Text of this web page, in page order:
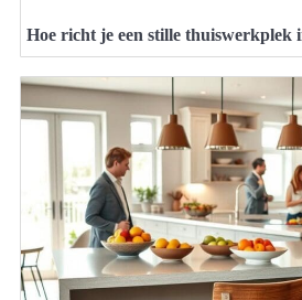
Hoe richt je een stille thuiswerkplek